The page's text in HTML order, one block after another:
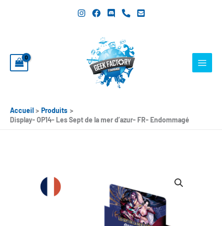
Accueil
Produits
Display- OP14- Les Sept de la mer d’azur- FR- Endommagé